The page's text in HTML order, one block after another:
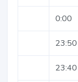
0:00
23:50
23:40